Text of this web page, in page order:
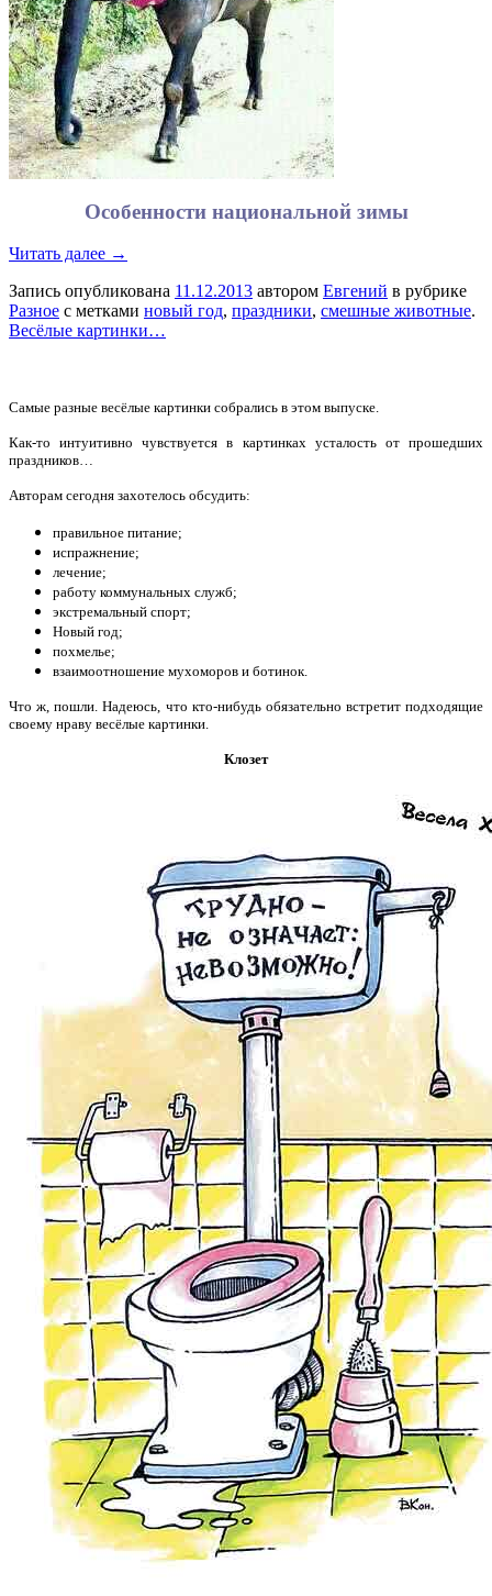
Особенности национальной зимы
Читать далее →
Запись опубликована 11.12.2013 автором Евгений в рубрике
Разное с метками новый год, праздники, смешные животные.
Весёлые картинки…
Самые разные весёлые картинки собрались в этом выпуске.
Как-то интуитивно чувствуется в картинках усталость от прошедших
праздников…
Авторам сегодня захотелось обсудить:
правильное питание;
испражнение;
лечение;
работу коммунальных служб;
экстремальный спорт;
Новый год;
похмелье;
взаимоотношение мухоморов и ботинок.
Что ж, пошли. Надеюсь, что кто-нибудь обязательно встретит подходящие
своему нраву весёлые картинки.
Клозет